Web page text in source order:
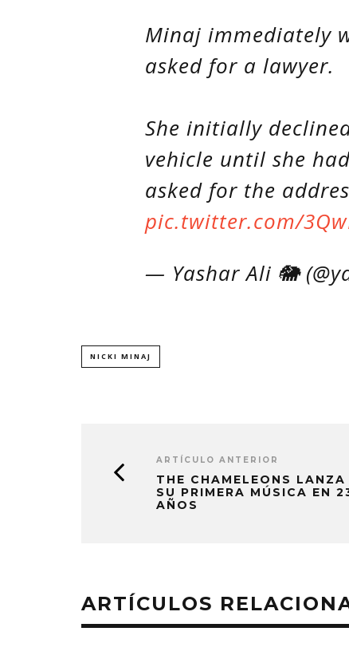
Minaj immediately
asked for a lawyer.
She initially
vehicle until she
asked for the
pic.twitter.com/
— Yashar Ali 🐘
NICKI MINAJ
ARTÍCULO ANTERIOR
THE CHAMELEONS LANZA
SU PRIMERA MÚSICA EN
AÑOS
ARTÍCULOS